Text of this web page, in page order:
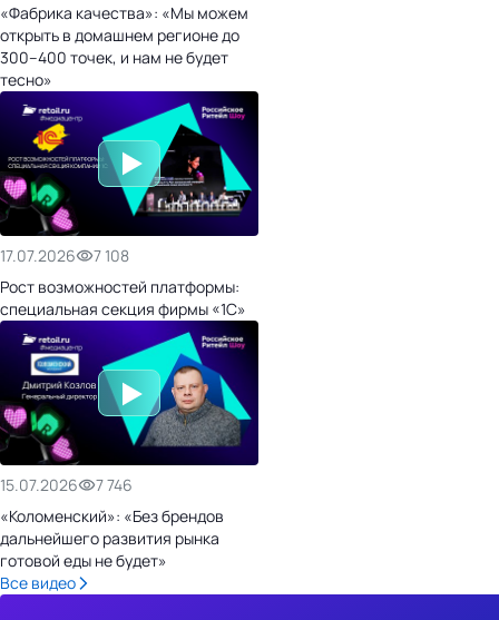
«Фабрика качества»: «Мы можем
открыть в домашнем регионе до
300–400 точек, и нам не будет
тесно»
17.07.2026
7 108
Рост возможностей платформы:
специальная секция фирмы «1С»
15.07.2026
7 746
«Коломенский»: «Без брендов
дальнейшего развития рынка
готовой еды не будет»
Все видео